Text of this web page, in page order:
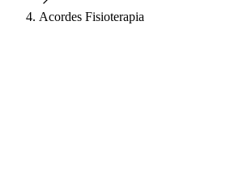
Acordes Fisioterapia